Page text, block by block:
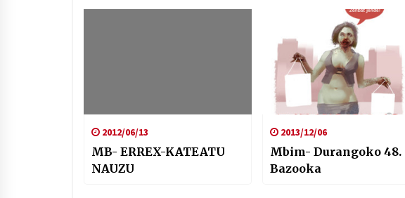
2012/06/13
MB- ERREX-KATEATU
NAUZU
2013/12/06
Mbim- Durangoko 48.
Bazooka